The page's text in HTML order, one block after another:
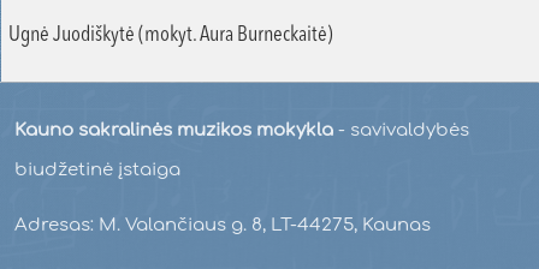
Ugnė Juodiškytė (mokyt. Aura Burneckaitė)
Kauno sakralinės muzikos mokykla - savivaldybės
biudžetinė įstaiga
Adresas: M. Valančiaus g. 8, LT-44275, Kaunas